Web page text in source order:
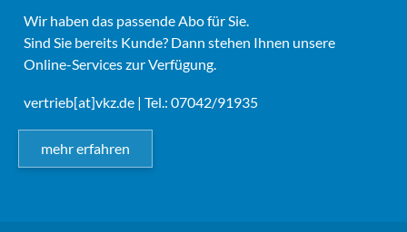
Wir haben das passende Abo für Sie.
Sind Sie bereits Kunde? Dann stehen Ihnen unsere
Online-Services zur Verfügung.
vertrieb[at]vkz.de | Tel.: 07042/91935
mehr erfahren